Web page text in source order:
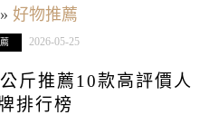
好物推薦
2026-05-25
斤推薦10款高評價人
排行榜